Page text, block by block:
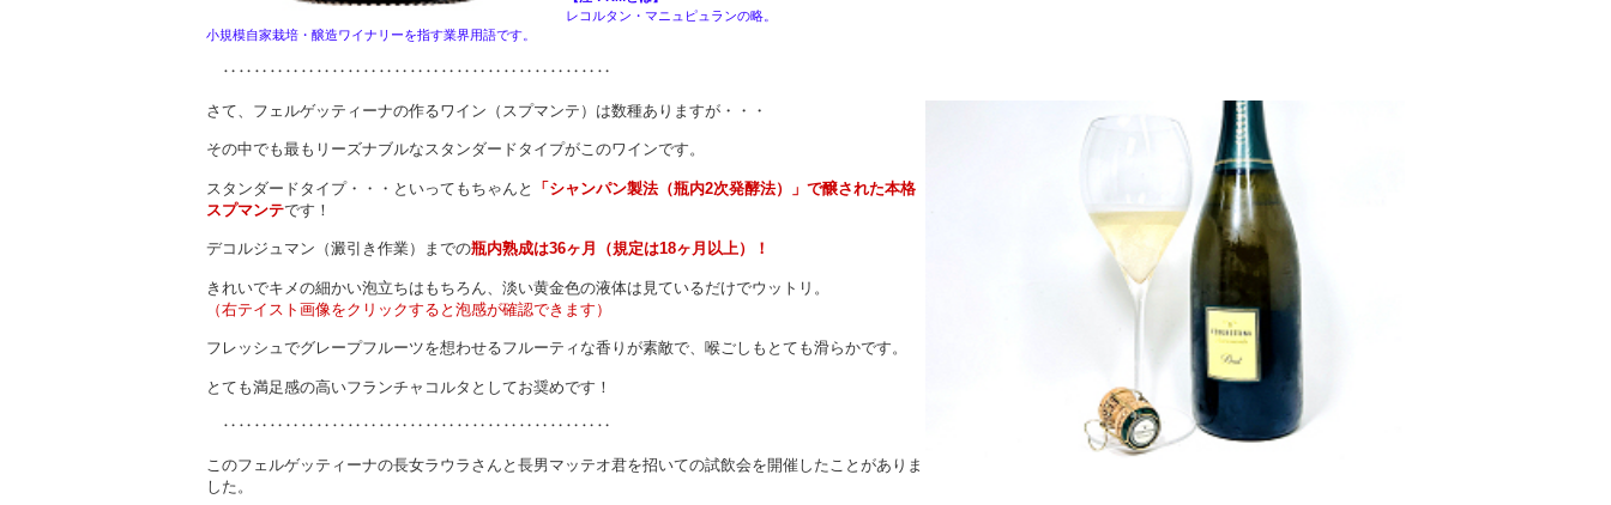
レコルタン・マニュピュランの略。
小規模自家栽培・醸造ワイナリーを指す業界用語です。
‥‥‥‥‥‥‥‥‥‥‥‥‥‥‥‥‥‥‥‥‥‥‥‥‥
さて、フェルゲッティーナの作るワイン（スプマンテ）は数種ありますが・・・
その中でも最もリーズナブルなスタンダードタイプがこのワインです。
スタンダードタイプ・・・といってもちゃんと
「シャンパン製法（瓶内2次発酵法）」で醸された本格
スプマンテです！
デコルジュマン（澱引き作業）までの瓶内熟成は36ヶ月（規定は18ヶ月以上）！
きれいでキメの細かい泡立ちはもちろん、淡い黄金色の液体は見ているだけでウットリ。
（右テイスト画像をクリックすると泡感が確認できます）
フレッシュでグレープフルーツを想わせるフルーティな香りが素敵で、喉ごしもとても滑らかです。
とても満足感の高いフランチャコルタとしてお奨めです！
‥‥‥‥‥‥‥‥‥‥‥‥‥‥‥‥‥‥‥‥‥‥‥‥‥
このフェルゲッティーナの長女ラウラさんと長男マッテオ君を招いての試飲会を開催したことがありま
した。